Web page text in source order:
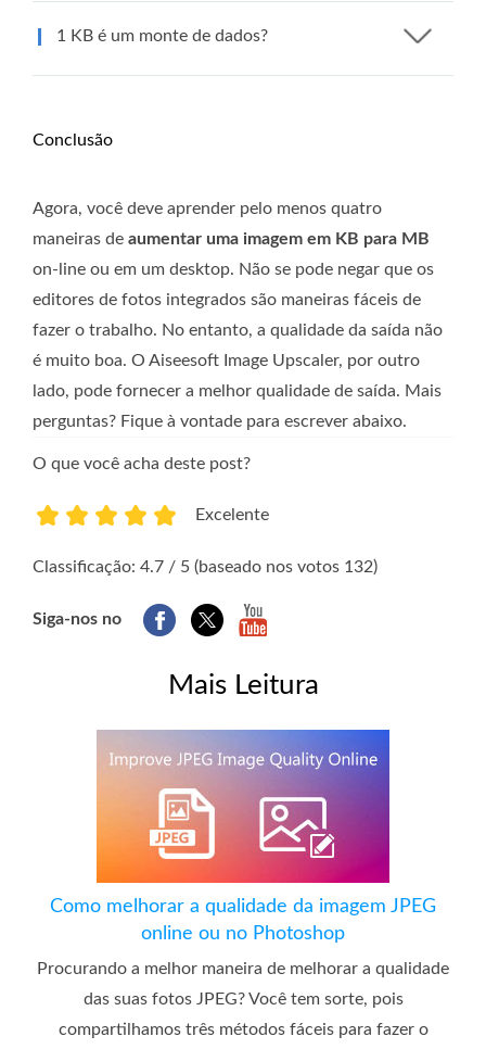
1 KB é um monte de dados?
Conclusão
Agora, você deve aprender pelo menos quatro
maneiras de aumentar uma imagem em KB para MB
on-line ou em um desktop. Não se pode negar que os
editores de fotos integrados são maneiras fáceis de
fazer o trabalho. No entanto, a qualidade da saída não
é muito boa. O Aiseesoft Image Upscaler, por outro
lado, pode fornecer a melhor qualidade de saída. Mais
perguntas? Fique à vontade para escrever abaixo.
O que você acha deste post?
Excelente
Classificação: 4.7 / 5 (baseado nos votos 132)
Siga-nos no
Mais Leitura
Como melhorar a qualidade da imagem JPEG
online ou no Photoshop
Procurando a melhor maneira de melhorar a qualidade
das suas fotos JPEG? Você tem sorte, pois
compartilhamos três métodos fáceis para fazer o